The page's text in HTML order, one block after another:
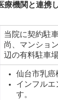
療機関と連携
当院に契約駐
尚、マンショ
辺の有料駐車
仙台市乳癌
インフルエ
す。